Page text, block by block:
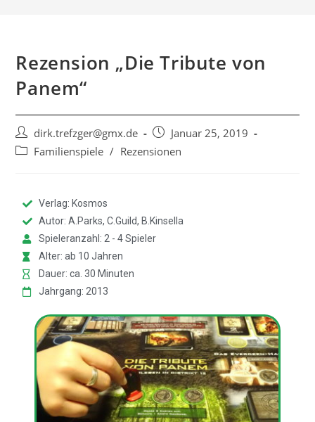
Rezension „Die Tribute von
Panem“
dirk.trefzger@gmx.de
Januar 25, 2019
Familienspiele / Rezensionen
Verlag: Kosmos
Autor: A.Parks, C.Guild, B.Kinsella
Spieleranzahl: 2 - 4 Spieler
Alter: ab 10 Jahren
Dauer: ca. 30 Minuten
Jahrgang: 2013